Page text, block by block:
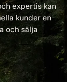
expertis kan
kunder en
och sälja